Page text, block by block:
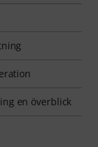
en överblick